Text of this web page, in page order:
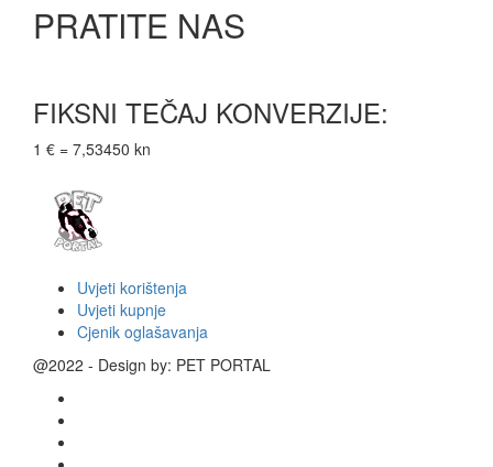
PRATITE NAS
FIKSNI TEČAJ KONVERZIJE:
1 € = 7,53450 kn
Uvjeti korištenja
Uvjeti kupnje
Cjenik oglašavanja
@2022 - Design by: PET PORTAL